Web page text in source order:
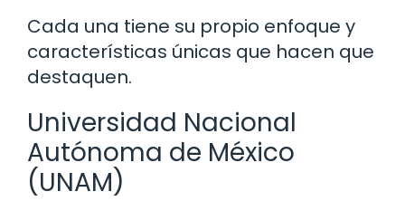
Cada una tiene su propio enfoque y
características únicas que hacen que
destaquen.
Universidad Nacional
Autónoma de México
(UNAM)